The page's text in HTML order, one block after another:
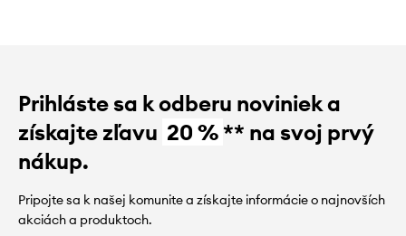
Prihláste sa k odberu noviniek a
získajte zľavu 20 %** na svoj prvý
nákup.
Pripojte sa k našej komunite a získajte informácie o najnovších
akciách a produktoch.